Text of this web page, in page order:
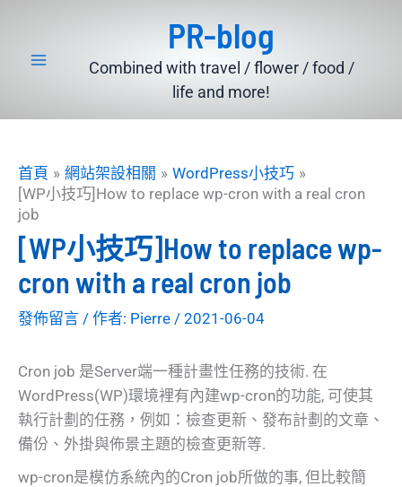
PR-blog
Combined with travel / flower / food /
life and more!
首頁 網站架設相關
WordPress小技巧
[WP小技巧]How to replace wp-cron with a real cron
job
[WP小技巧]How to replace wp-
cron with a real cron job
發佈留言 / 作者: Pierre / 2021-06-04
Cron job 是Server端一種計畫性任務的技術. 在
WordPress(WP)環境裡有內建wp-cron的功能, 可使其
執行計劃的任務，例如：檢查更新、發布計劃的文章、
備份、外掛與佈景主題的檢查更新等.
wp-cron是模仿系統內的Cron job所做的事, 但比較簡